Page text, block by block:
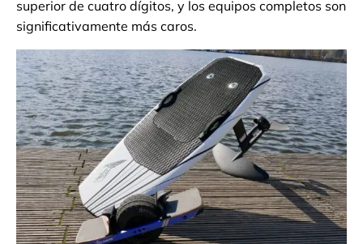
superior de cuatro dígitos, y los equipos completos son
significativamente más caros.